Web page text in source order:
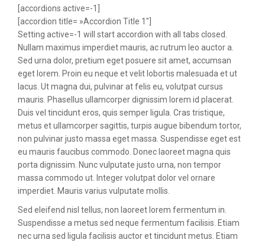
[accordions active=-1]
[accordion title= »Accordion Title 1″]
Setting active=-1 will start accordion with all tabs closed.
Nullam maximus imperdiet mauris, ac rutrum leo auctor a.
Sed urna dolor, pretium eget posuere sit amet, accumsan
eget lorem. Proin eu neque et velit lobortis malesuada et ut
lacus. Ut magna dui, pulvinar at felis eu, volutpat cursus
mauris. Phasellus ullamcorper dignissim lorem id placerat.
Duis vel tincidunt eros, quis semper ligula. Cras tristique,
metus et ullamcorper sagittis, turpis augue bibendum tortor,
non pulvinar justo massa eget massa. Suspendisse eget est
eu mauris faucibus commodo. Donec laoreet magna quis
porta dignissim. Nunc vulputate justo urna, non tempor
massa commodo ut. Integer volutpat dolor vel ornare
imperdiet. Mauris varius vulputate mollis.
Sed eleifend nisl tellus, non laoreet lorem fermentum in.
Suspendisse a metus sed neque fermentum facilisis. Etiam
nec urna sed ligula facilisis auctor et tincidunt metus. Etiam